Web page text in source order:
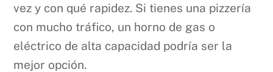
vez y con qué rapidez. Si tienes una pizzería
con mucho tráfico, un horno de gas o
eléctrico de alta capacidad podría ser la
mejor opción.